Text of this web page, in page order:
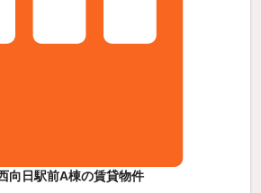
向日駅前A棟の賃貸物件